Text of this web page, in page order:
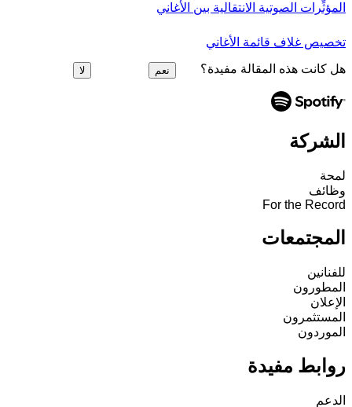
المؤثِّرات الصوتية الانتقالية بين الأغاني
تخصيص غلاف قائمة الأغاني
هل كانت هذه المقالة مفيدة؟ نعم لا
الشركة
لمحة
وظائف
For the Record
المجتمعات
للفنانين
المطورون
الإعلان
المستثمرون
الموردون
روابط مفيدة
الدعم